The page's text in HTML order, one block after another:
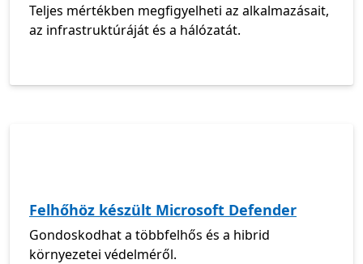
Teljes mértékben megfigyelheti az alkalmazásait,
az infrastruktúráját és a hálózatát.
Felhőhöz készült Microsoft Defender
Gondoskodhat a többfelhős és a hibrid
környezetei védelméről.